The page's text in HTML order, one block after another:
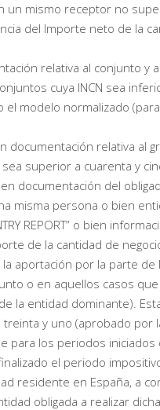
un mismo receptor no
del Importe neto de la
relativa al conjunto y
cuya INCN sea
el modelo normalizado
documentación relativa
sea superior a cuarenta y
bien documentación del
misma persona o bien
REPORT” o bien
de la cantidad de
aportación por la parte
o en aquellos casos
la entidad dominante).
y uno (aprobado
para los periodos
el periodo
residente en España, a
obligada a realizar